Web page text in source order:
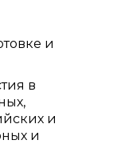
и
в
и
и